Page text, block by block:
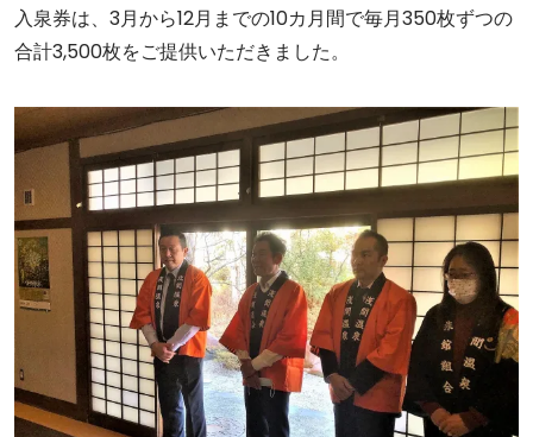
入泉券は、3月から12月までの10カ月間で毎月350枚ずつの
合計3,500枚をご提供いただきました。